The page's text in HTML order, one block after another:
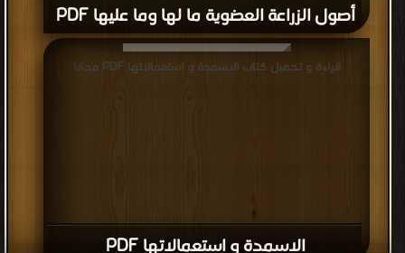
أصول الزراعة العضوية ما لها وما عليها PDF
قراءة و تحميل كتاب الاسمدة و استعمالاتها PDF مجانا